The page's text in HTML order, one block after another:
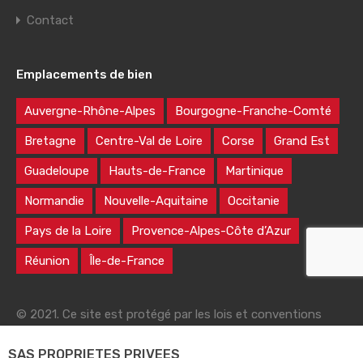
Contact
Emplacements de bien
Auvergne-Rhône-Alpes Bourgogne-Franche-Comté
Bretagne Centre-Val de Loire Corse Grand Est
Guadeloupe Hauts-de-France Martinique
Normandie Nouvelle-Aquitaine Occitanie
Pays de la Loire Provence-Alpes-Côte d’Azur
Réunion Île-de-France
© 2021. Ce site est protégé par les lois et conventions
SAS PROPRIETES PRIVEES